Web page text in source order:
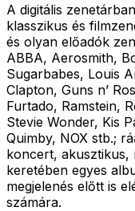
A digitális
klasszikus és
és olyan előadók
ABBA, Aerosmith,
Sugarbabes, Louis
Clapton, Guns n’
Furtado, Ramstein,
Stevie Wonder, Kis
Quimby, NOX stb.;
koncert, akusztikus,
keretében egyes
megjelenés előtt is
számára.